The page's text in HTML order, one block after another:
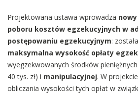
Projektowana ustawa wprowadza
poboru kosztów egzekucyjnych w
postępowaniu egzekucyjnym:
maksymalna wysokość opłaty
wyegzekwowanych środków
40 tys. zł) i manipulacyjnej. W
obliczania wysokości tych opłat w